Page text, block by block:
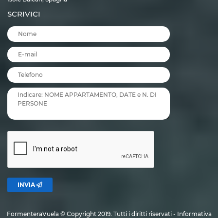
relax e tranquillità. Si tratta infatti di un’area in cui la natura la fa da
padrone, conimmense pinete verdiche fanno da accompagnamento alla
spiaggia.
La sabbia bianca e l’azzurro acceso del mare fanno di questo tratto di
costa un posto meraviglioso e spettacolare, soprattutto nelle località
ArenalsedEs Cupinar.
Chi invece preferisce soggiornare in un
Formentera
avrá tutta la comodità di alloggiare nel vibrante centro
Bar, ristoranti e locali notturni fanno di questo piccolo paese la
turisticae della movida.
Qui c’è una grande varietà di alloggi turistici, dapiccoli ostelli economici
passeggiata lungomare.
È proprio qui che tutte le sere ha luogo un
SCRIVICI
INVIA
FormenteraVuela © Copyright 2019. Tutti i diritti riservati - Informativa